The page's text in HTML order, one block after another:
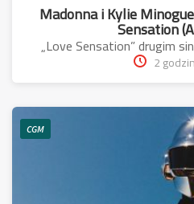
Madonna i Kylie
Sensation
„Love Sensation” drugim
2
CGM